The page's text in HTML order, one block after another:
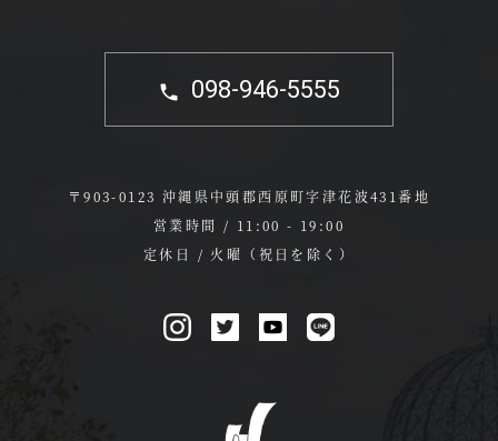
098-946-5555
〒903-0123 沖縄県中頭郡西原町字津花波431番地
営業時間 / 11:00 - 19:00
定休日 / 火曜（祝日を除く）